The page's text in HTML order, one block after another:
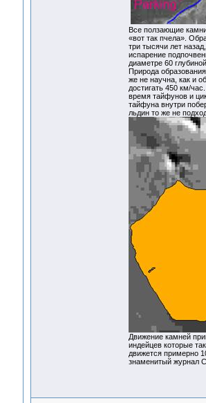
Все ползающие
«вот так пчела».
три тысячи лет
испарение
диаметре 60
Природа
же не научна, как и
достигать 450 км/
время тайфунов и
тайфуна внутри
льдин то же не
Движение камней
индейцев которые
движется примерно
знаменитый журнал